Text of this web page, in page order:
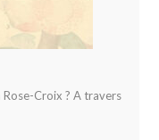
Rose-Croix ? A travers